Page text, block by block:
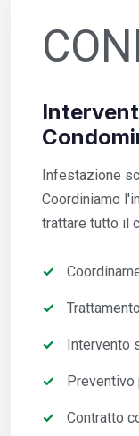
Infestazione
Coordiniamo
trattare tutto il
Intervento
Preventivo
Contratto